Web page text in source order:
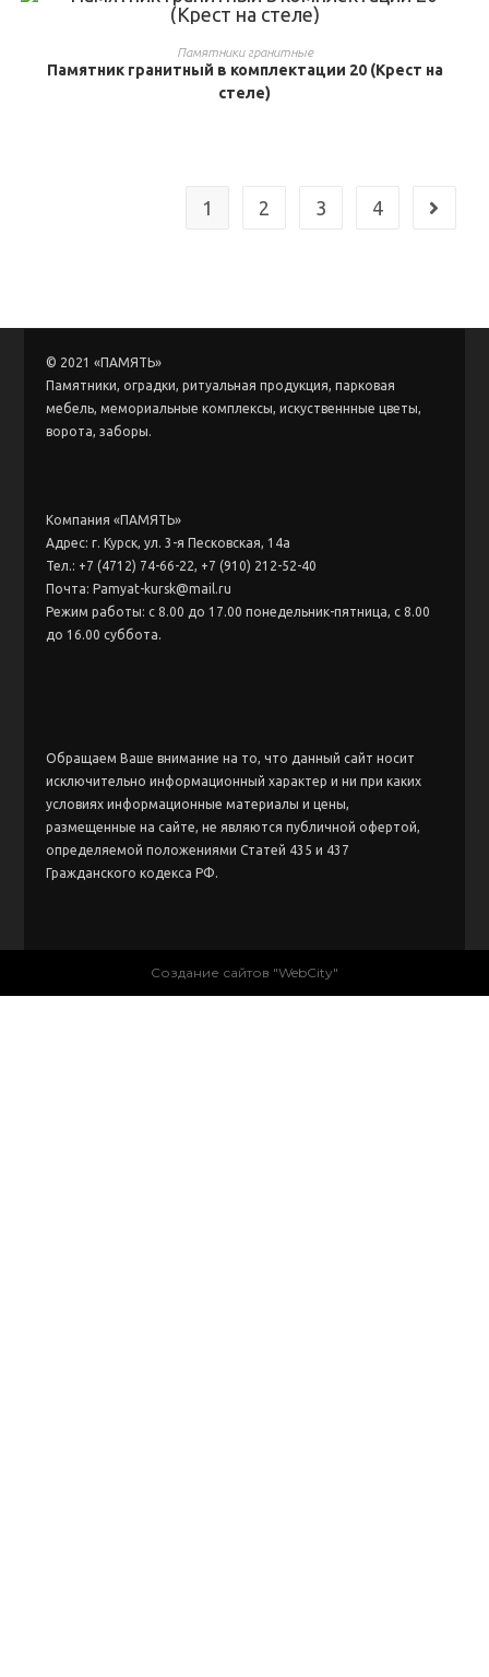
Памятники гранитные
Памятник гранитный в комплектации 20 (Крест на
стеле)
1 2 3 4
© 2021 «ПАМЯТЬ»
Памятники, оградки, ритуальная продукция, парковая
мебель, мемориальные комплексы, искуственнные цветы,
ворота, заборы.
Компания «ПАМЯТЬ»
Адрес: г. Курск, ул. 3-я Песковская, 14а
Тел.: +7 (4712) 74-66-22, +7 (910) 212-52-40
Почта: Pamyat-kursk@mail.ru
Режим работы: с 8.00 до 17.00 понедельник-пятница, с 8.00
до 16.00 суббота.
Обращаем Ваше внимание на то, что данный сайт носит
исключительно информационный характер и ни при каких
условиях информационные материалы и цены,
размещенные на сайте, не являются публичной офертой,
определяемой положениями Статей 435 и 437
Гражданского кодекса РФ.
Создание сайтов "WebCity"